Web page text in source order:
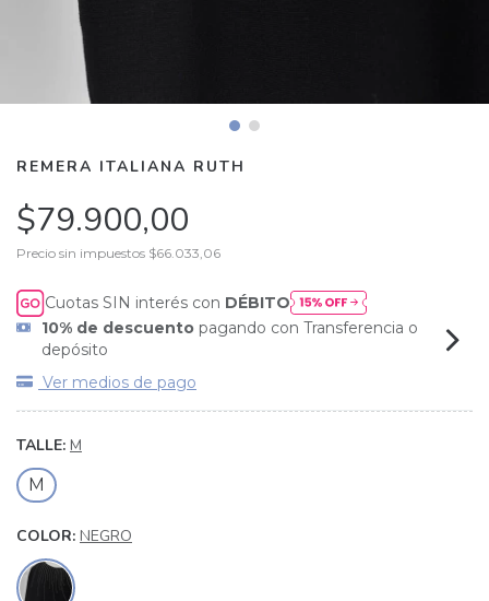
REMERA ITALIANA RUTH
$79.900,00
Precio sin impuestos $66.033,06
Cuotas SIN interés con DÉBITO
10% de descuentopagando con Transferencia o
depósito
Ver medios de pago
TALLE: M
M
COLOR: NEGRO